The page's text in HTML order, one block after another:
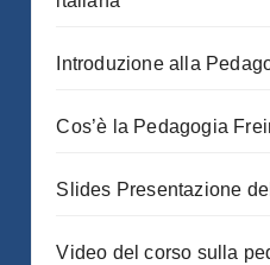
Introduzione alla
Cos’è la Pedagogia
Slides Presentazione
Video del corso sulla